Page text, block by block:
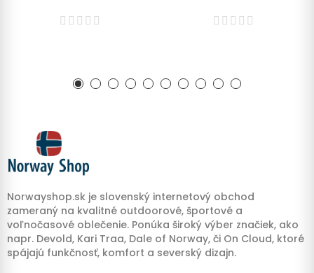
Norwayshop.sk je slovenský internetový obchod
zameraný na kvalitné outdoorové, športové a
voľnočasové oblečenie. Ponúka široký výber značiek, ako
napr. Devold, Kari Traa, Dale of Norway, či On Cloud, ktoré
spájajú funkčnosť, komfort a severský dizajn.